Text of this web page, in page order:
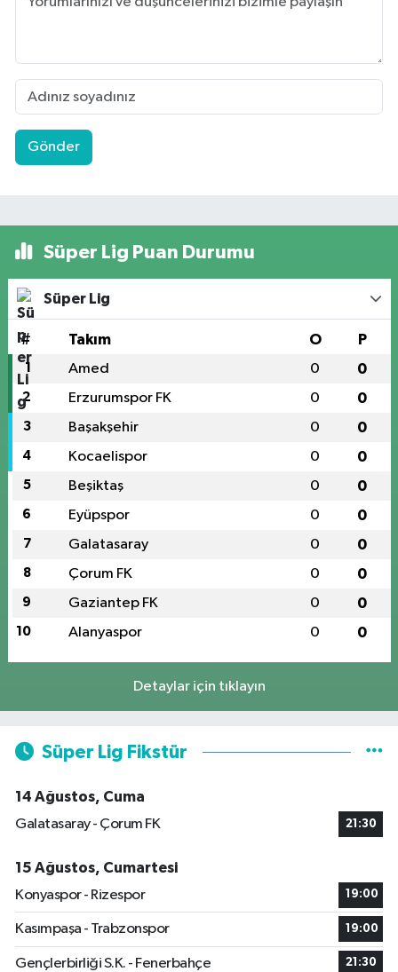
Gönder
Süper Lig Puan Durumu
Süper Lig
# Takım O P
1 Amed 0 0
2 Erzurumspor FK 0 0
3 Başakşehir 0 0
4 Kocaelispor 0 0
5 Beşiktaş 0 0
6 Eyüpspor 0 0
7 Galatasaray 0 0
8 Çorum FK 0 0
9 Gaziantep FK 0 0
10 Alanyaspor 0 0
Detaylar için tıklayın
Süper Lig Fikstür
14 Ağustos, Cuma
Galatasaray - Çorum FK
21:30
15 Ağustos, Cumartesi
Konyaspor - Rizespor
19:00
Kasımpaşa - Trabzonspor 19:00
Gençlerbirliği S.K. - Fenerbahçe 21:30